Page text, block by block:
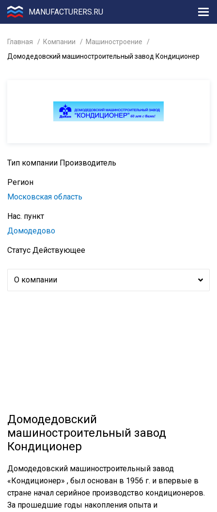
MANUFACTURERS.RU
Главная Компании
Машиностроение
Домодедовский машиностроительный завод Кондиционер
Тип компании Производитель
Регион
Московская область
Нас. пункт
Домодедово
Статус Действующее
О компании
Домодедовский
машиностроительный завод
Кондиционер
Домодедовский машиностроительный завод
«Кондиционер» , был основан в 1956 г. и впервые в
стране начал серийное производство кондиционеров.
За прошедшие годы накопления опыта и